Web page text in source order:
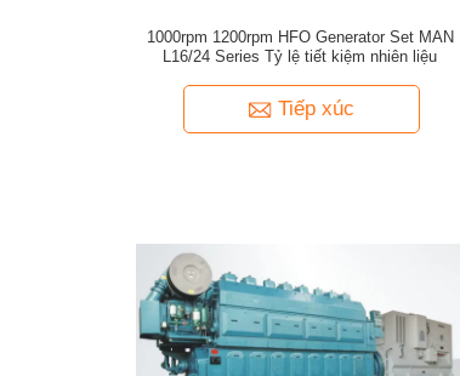
1000rpm 1200rpm HFO Generator Set MAN
L16/24 Series Tỷ lệ tiết kiệm nhiên liệu
Tiếp xúc